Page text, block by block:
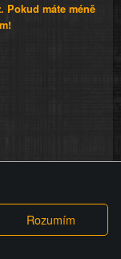
Pokud máte méně
provozovatele
nebo video na
videa nebo
uplatnit vůči
škody nebo